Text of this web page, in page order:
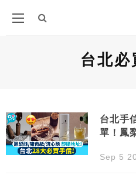
台北必
台北手
單！鳳
Sep 5